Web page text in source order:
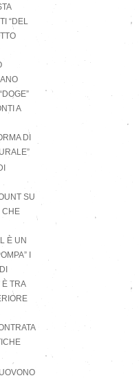
“DEL
A
DI
SU
CHE
È UN
I
È TRA